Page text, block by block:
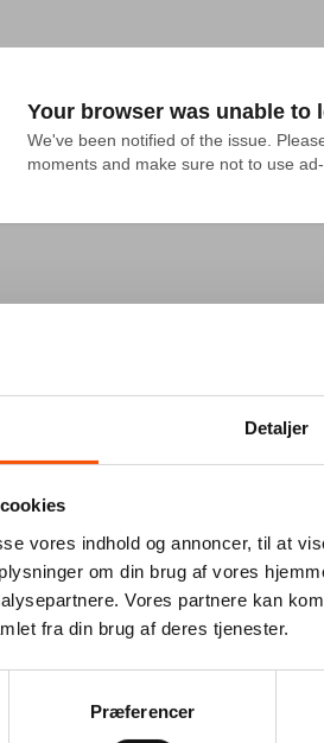
Detaljer
vores indhold og annoncer, til at
om din brug af vores
Vores partnere kan
fra din brug af deres tjenester.
Præferencer
Your browser was unable to
We've been notified of the issue.
moments and make sure not to use